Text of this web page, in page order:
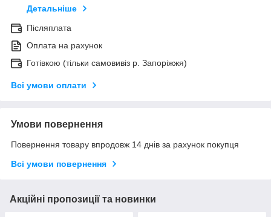
Детальніше
Післяплата
Оплата на рахунок
Готівкою (тільки самовивіз р. Запоріжжя)
Всі умови оплати
Умови повернення
Повернення товару впродовж 14 днів за рахунок покупця
Всі умови повернення
Акційні пропозиції та новинки